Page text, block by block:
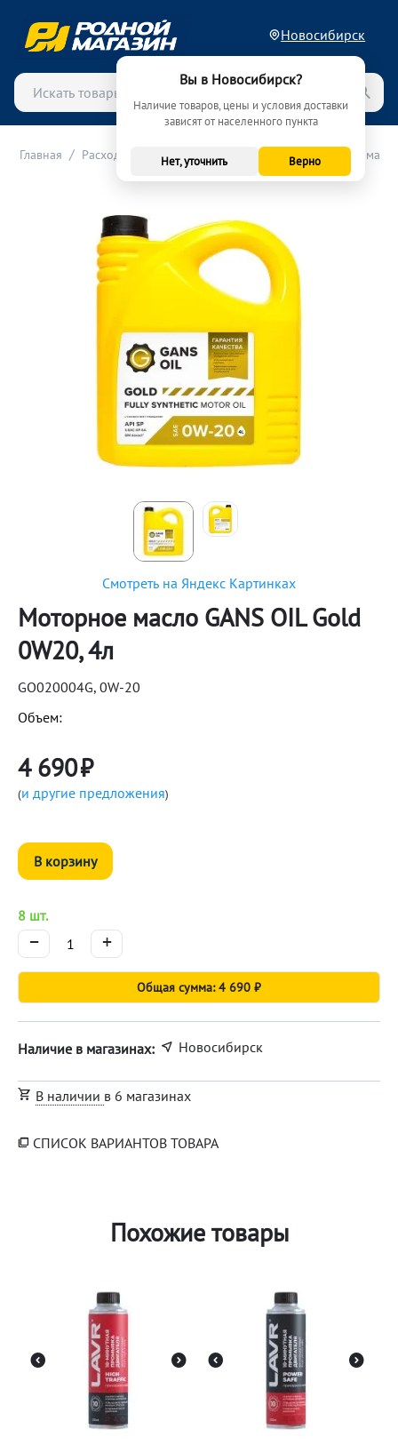
Новосибирск
Вы в Новосибирск?
Наличие товаров, цены и условия доставки
зависят от населенного пункта
Нет, уточнить Верно
Главная / Расходные материалы (ТО) Масла / Моторные масла
Смотреть на Яндекс Картинках
Моторное масло GANS OIL Gold
0W20, 4л
GO020004G, 0W-20
Объем:
4 690₽
(и другие предложения)
В корзину
8 шт.
+
−
Общая сумма: 4 690 ₽
Наличие в магазинах: Новосибирск
В наличии в 6 магазинах
СПИСОК ВАРИАНТОВ ТОВАРА
Похожие товары